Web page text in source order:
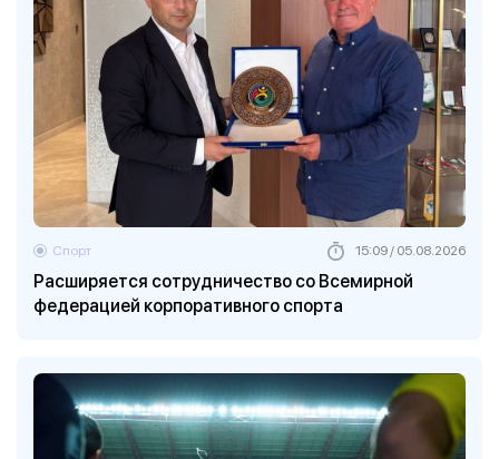
Расширяется сотрудничество со Всемирной
федерацией корпоративного спорта
Спорт 15:09 / 05.08.2026